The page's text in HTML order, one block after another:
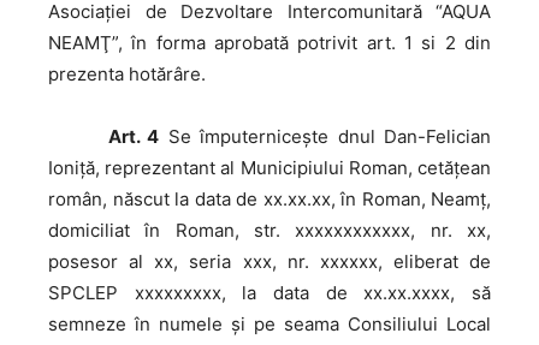
Asociaţiei de Dezvoltare Intercomunitară “AQUA
NEAMŢ”, în forma aprobată potrivit art. 1 si 2 din
prezenta hotărâre.
Art. 4 Se împuterniceşte dnul Dan-Felician
Ioniță, reprezentant al Municipiului Roman, cetăţean
român, născut la data de xx.xx.xx, în Roman, Neamţ,
domiciliat în Roman, str. xxxxxxxxxxxx, nr. xx,
posesor al xx, seria xxx, nr. xxxxxx, eliberat de
SPCLEP xxxxxxxxx, la data de xx.xx.xxxx, să
semneze în numele şi pe seama Consiliului Local